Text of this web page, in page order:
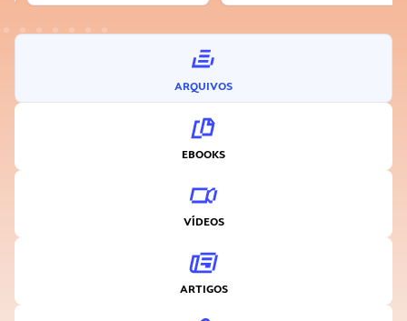
ARQUIVOS
EBOOKS
VÍDEOS
ARTIGOS